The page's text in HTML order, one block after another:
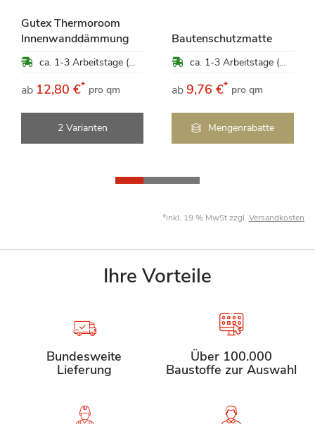
Gutex Thermoroom
Innenwanddämmung
ca. 1-3 Arbeitstage (Mo-Fr)
ab 12,80 €* pro qm
2 Varianten
Bautenschutzmatte
ca. 1-3 Arbeitstage (Mo-Fr)
ab9,76 €* pro qm
Mengenrabatte
*inkl. 19 % MwSt zzgl. Versandkosten
Ihre Vorteile
Bundesweite
Lieferung
Über 100.000
Baustoffe zur Auswahl